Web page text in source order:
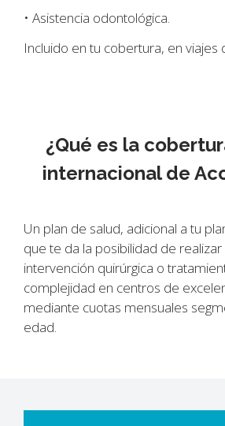
• Asistencia odontológica.
Incluido en tu cobertura, en viajes
¿Qué es la
internacional de
Un plan de salud, adicional a tu
que te da la posibilidad de
intervención quirúrgica o
complejidad en centros de
mediante cuotas mensuales
edad.